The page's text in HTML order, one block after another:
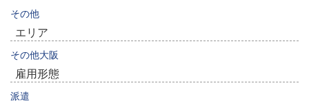
その他
エリア
その他大阪
雇用形態
派遣